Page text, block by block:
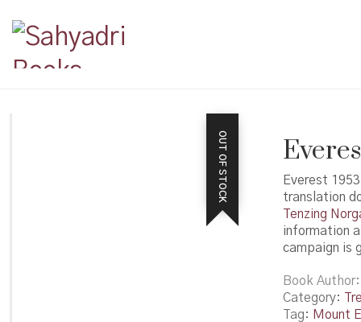
OUT OF STOCK
Everest
translation
Tenzing
information
campaign is
Book Author
Category:
Tag: Mount